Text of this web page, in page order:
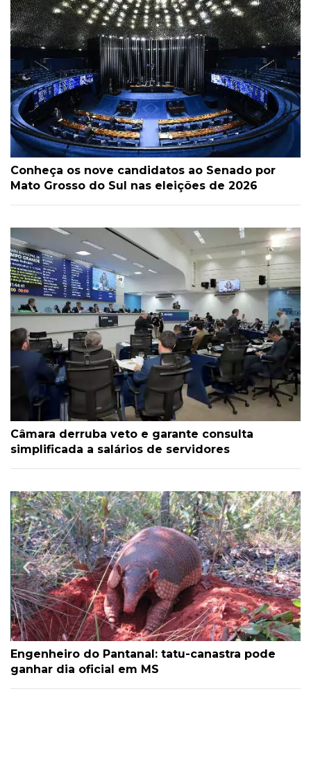
Conheça os nove candidatos ao Senado por
Mato Grosso do Sul nas eleições de 2026
Câmara derruba veto e garante consulta
simplificada a salários de servidores
Engenheiro do Pantanal: tatu-canastra pode
ganhar dia oficial em MS